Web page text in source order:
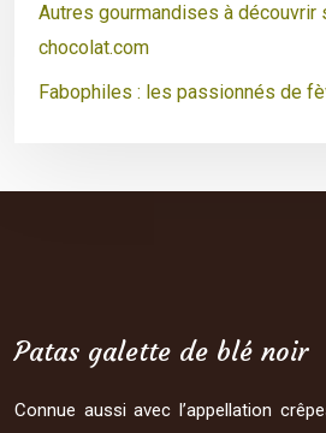
Autres gourmandises à découvrir
chocolat.com
Fabophiles : les passionnés de
Patas galette de blé noir
Connue aussi avec l’appellation